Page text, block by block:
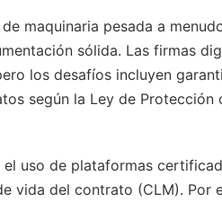
maquinaria pesada a
sólida. Las firmas
los desafíos incluyen
según la Ley de
uso de plataformas
vida del contrato (CLM). Por